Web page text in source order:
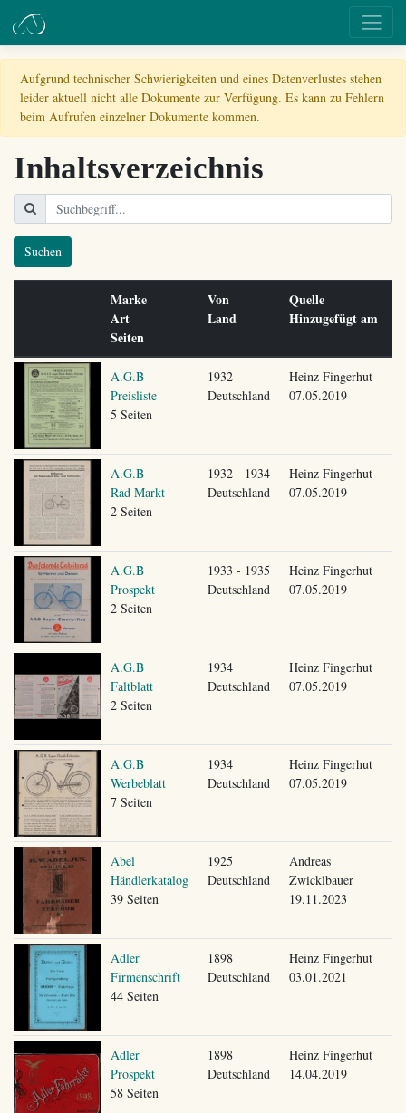
Aufgrund technischer Schwierigkeiten und eines Datenverlustes stehen
leider aktuell nicht alle Dokumente zur Verfügung. Es kann zu Fehlern
beim Aufrufen einzelner Dokumente kommen.
Inhaltsverzeichnis
Suchen
Marke
Art
Seiten
Von
Land
Quelle
Hinzugefügt am
A.G.B
Preisliste
5 Seiten
1932
Deutschland
Heinz Fingerhut
07.05.2019
A.G.B
Rad Markt
2 Seiten
1932 - 1934
Deutschland
Heinz Fingerhut
07.05.2019
A.G.B
Prospekt
2 Seiten
1933 - 1935
Deutschland
Heinz Fingerhut
07.05.2019
A.G.B
Faltblatt
2 Seiten
1934
Deutschland
Heinz Fingerhut
07.05.2019
A.G.B
Werbeblatt
7 Seiten
1934
Deutschland
Heinz Fingerhut
07.05.2019
Abel
Händlerkatalog
39 Seiten
1925
Deutschland
Andreas
Zwicklbauer
19.11.2023
Adler
Firmenschrift
44 Seiten
1898
Deutschland
Heinz Fingerhut
03.01.2021
Adler
Prospekt
58 Seiten
1898
Deutschland
Heinz Fingerhut
14.04.2019